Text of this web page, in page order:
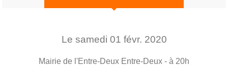
Le samedi 01 févr. 2020
Mairie de l'Entre-Deux Entre-Deux - à 20h